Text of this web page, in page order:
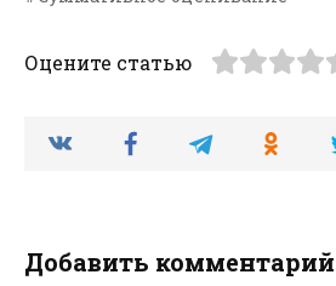
Оцените статью
Добавить комментарий